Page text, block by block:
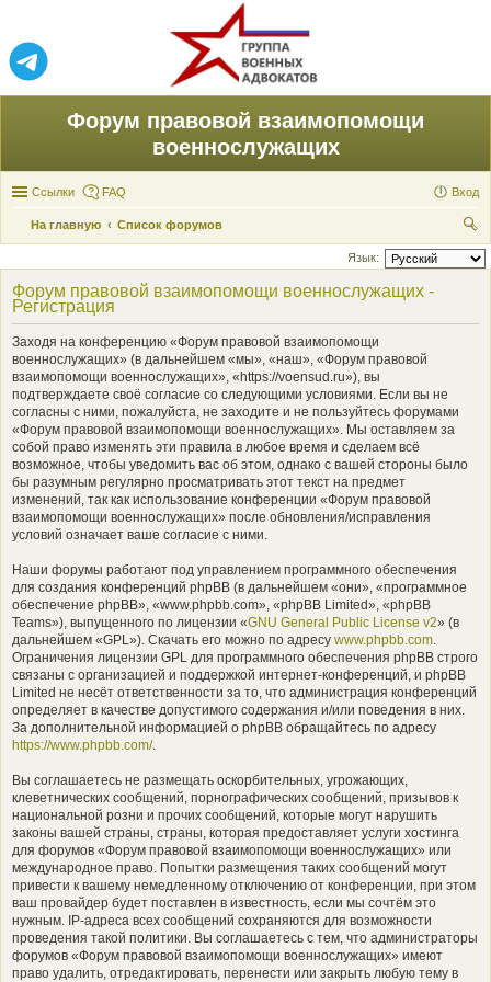
Форум правовой взаимопомощи
военнослужащих
Ссылки FAQ Вход
На главную
Список форумов
ои
Язык:
Форум правовой взаимопомощи военнослужащих -
Регистрация
Заходя на конференцию «Форум правовой взаимопомощи
военнослужащих» (в дальнейшем «мы», «наш», «Форум правовой
взаимопомощи военнослужащих», «https://voensud.ru»), вы
подтверждаете своё согласие со следующими условиями. Если вы не
согласны с ними, пожалуйста, не заходите и не пользуйтесь форумами
«Форум правовой взаимопомощи военнослужащих». Мы оставляем за
собой право изменять эти правила в любое время и сделаем всё
возможное, чтобы уведомить вас об этом, однако с вашей стороны было
бы разумным регулярно просматривать этот текст на предмет
изменений, так как использование конференции «Форум правовой
взаимопомощи военнослужащих» после обновления/исправления
условий означает ваше согласие с ними.
Наши форумы работают под управлением программного обеспечения
для создания конференций phpBB (в дальнейшем «они», «программное
обеспечение phpBB», «www.phpbb.com», «phpBB Limited», «phpBB
Teams»), выпущенного по лицензии «GNU General Public License v2» (в
дальнейшем «GPL»). Скачать его можно по адресу www.phpbb.com.
Ограничения лицензии GPL для программного обеспечения phpBB строго
связаны с организацией и поддержкой интернет-конференций, и phpBB
Limited не несёт ответственности за то, что администрация конференций
определяет в качестве допустимого содержания и/или поведения в них.
За дополнительной информацией о phpBB обращайтесь по адресу
https://www.phpbb.com/.
Вы соглашаетесь не размещать оскорбительных, угрожающих,
клеветнических сообщений, порнографических сообщений, призывов к
национальной розни и прочих сообщений, которые могут нарушить
законы вашей страны, страны, которая предоставляет услуги хостинга
для форумов «Форум правовой взаимопомощи военнослужащих» или
международное право. Попытки размещения таких сообщений могут
привести к вашему немедленному отключению от конференции, при этом
ваш провайдер будет поставлен в известность, если мы сочтём это
нужным. IP-адреса всех сообщений сохраняются для возможности
проведения такой политики. Вы соглашаетесь с тем, что администраторы
форумов «Форум правовой взаимопомощи военнослужащих» имеют
право удалить, отредактировать, перенести или закрыть любую тему в